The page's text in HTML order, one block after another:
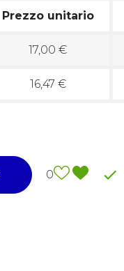
Prezzo unitario
17,00 €
16,47 €
0 